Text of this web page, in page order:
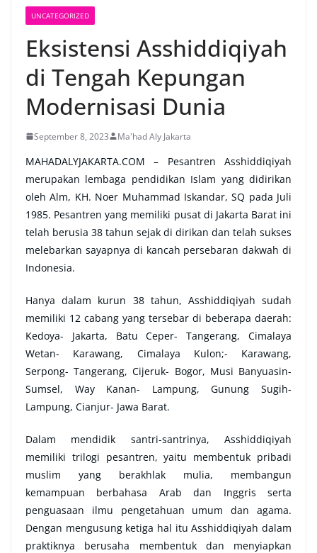
UNCATEGORIZED
Eksistensi Asshiddiqiyah
di Tengah Kepungan
Modernisasi Dunia
September 8, 2023 Ma'had Aly Jakarta
MAHADALYJAKARTA.COM – Pesantren Asshiddiqiyah
merupakan lembaga pendidikan Islam yang didirikan
oleh Alm, KH. Noer Muhammad Iskandar, SQ pada Juli
1985. Pesantren yang memiliki pusat di Jakarta Barat ini
telah berusia 38 tahun sejak di dirikan dan telah sukses
melebarkan sayapnya di kancah persebaran dakwah di
Indonesia.
Hanya dalam kurun 38 tahun, Asshiddiqiyah sudah
memiliki 12 cabang yang tersebar di beberapa daerah:
Kedoya- Jakarta, Batu Ceper- Tangerang, Cimalaya
Wetan- Karawang, Cimalaya Kulon;- Karawang,
Serpong- Tangerang, Cijeruk- Bogor, Musi Banyuasin-
Sumsel, Way Kanan- Lampung, Gunung Sugih-
Lampung, Cianjur- Jawa Barat.
Dalam mendidik santri-santrinya, Asshiddiqiyah
memiliki trilogi pesantren, yaitu membentuk pribadi
muslim yang berakhlak mulia, membangun
kemampuan berbahasa Arab dan Inggris serta
penguasaan ilmu pengetahuan umum dan agama.
Dengan mengusung ketiga hal itu Asshiddiqiyah dalam
praktiknya berusaha membentuk dan menyiapkan